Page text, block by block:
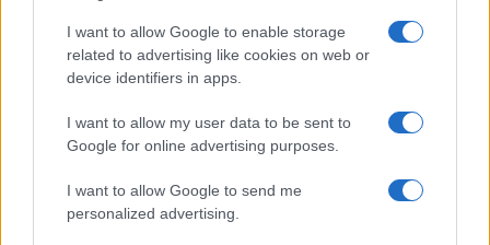
I want to allow Google to enable storage
related to advertising like cookies on web or
device identifiers in apps.
I want to allow my user data to be sent to
Google for online advertising purposes.
I want to allow Google to send me
personalized advertising.